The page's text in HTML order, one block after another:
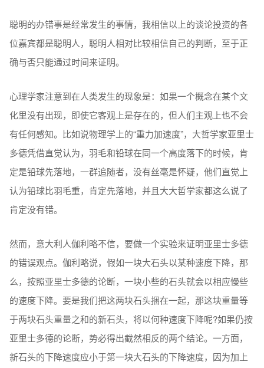
聪明的办错事是经常发生的事情，我相信以上的谈论投资的各
位嘉宾都是聪明人，聪明人相对比较相信自己的判断，至于正
确与否只能通过时间来证明。
心理学家注意到在人类发生的现象是：如果一个概念在某个文
化里没有出现，即使它客观上是存在的，但人们主观上也不会
有任何感知。比如说物理学上的“重力加速度”，大哲学家亚里士
多德凭借直觉认为，羽毛和铅球在同一个高度落下的时候，肯
定是铅球先落地，一群追随者，没有丝毫是怀疑，他们直觉上
认为铅球比羽毛重，肯定先落地，并且大大哲学家都这么说了
肯定没有错。
然而，意大利人伽利略不信，要做一个实验来证明亚里士多德
的错误观点。伽利略说，假如一块大石头以某种速度下降，那
么，按照亚里士多德的论断，一块小些的石头就会以相应慢些
的速度下降。要是我们把这两块石头捆在一起，那这块重量等
于两块石头重量之和的新石头，将以何种速度下降呢?如果仍按
亚里士多德的论断，势必得出截然相反的两个结论。一方面，
新石头的下降速度应小于第一块大石头的下降速度，因为加上